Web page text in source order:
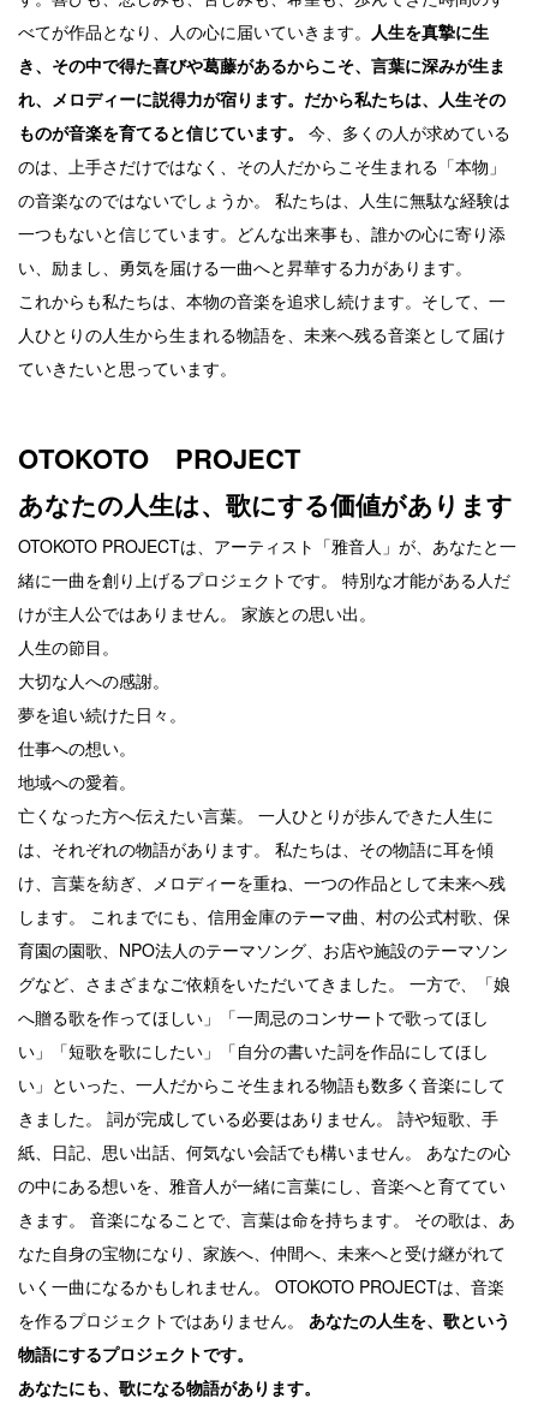
べてが作品となり、人の心に届いていきます。 人生を真摯に生
き、その中で得た喜びや葛藤があるからこそ、言葉に深みが生ま
れ、メロディーに説得力が宿ります。だから私たちは、人生その
ものが音楽を育てると信じています。
今、多くの人が求めている
のは、上手さだけではなく、その人だからこそ生まれる「本物」
の音楽なのではないでしょうか。
私たちは、人生に無駄な経験は
一つもないと信じています。どんな出来事も、誰かの心に寄り添
い、励まし、勇気を届ける一曲へと昇華する力があります。
これからも私たちは、本物の音楽を追求し続けます。そして、一
人ひとりの人生から生まれる物語を、未来へ残る音楽として届け
ていきたいと思っています。
OTOKOTO PROJECT
あなたの人生は、歌にする価値があります
OTOKOTO PROJECTは、アーティスト「雅音人」が、あなたと一
緒に一曲を創り上げるプロジェクトです。
特別な才能がある人だ
けが主人公ではありません。
家族との思い出。
人生の節目。
大切な人への感謝。
夢を追い続けた日々。
仕事への想い。
地域への愛着。
亡くなった方へ伝えたい言葉。
一人ひとりが歩んできた人生に
は、それぞれの物語があります。
私たちは、その物語に耳を傾
け、言葉を紡ぎ、メロディーを重ね、一つの作品として未来へ残
します。
これまでにも、信用金庫のテーマ曲、村の公式村歌、保
育園の園歌、NPO法人のテーマソング、お店や施設のテーマソン
グなど、さまざまなご依頼をいただいてきました。
一方で、「娘
へ贈る歌を作ってほしい」「一周忌のコンサートで歌ってほし
い」「短歌を歌にしたい」「自分の書いた詞を作品にしてほし
い」といった、一人だからこそ生まれる物語も数多く音楽にして
きました。
詞が完成している必要はありません。
詩や短歌、手
紙、日記、思い出話、何気ない会話でも構いません。
あなたの心
の中にある想いを、雅音人が一緒に言葉にし、音楽へと育ててい
きます。
音楽になることで、言葉は命を持ちます。
その歌は、あ
なた自身の宝物になり、家族へ、仲間へ、未来へと受け継がれて
いく一曲になるかもしれません。
OTOKOTO PROJECTは、音楽
を作るプロジェクトではありません。
あなたの人生を、歌という
物語にするプロジェクトです。
あなたにも、歌になる物語があります。